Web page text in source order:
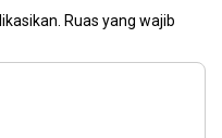
Ruas yang wajib